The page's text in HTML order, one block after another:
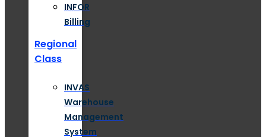
INFOR
Billing
Regional
Class
INVAS
Warehouse
Management
System